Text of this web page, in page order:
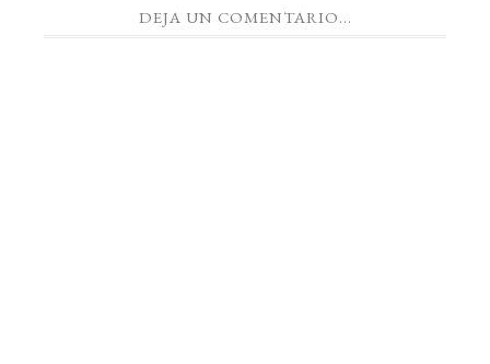
DEJA UN COMENTARIO...